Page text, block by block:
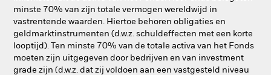
minste 70% van zijn totale vermogen wereldwijd in
vastrentende waarden. Hiertoe behoren obligaties en
geldmarktinstrumenten (d.w.z. schuldeffecten met een korte
looptijd). Ten minste 70% van de totale activa van het Fonds
moeten zijn uitgegeven door bedrijven en van investment
grade zijn (d.w.z. dat zij voldoen aan een vastgesteld niveau